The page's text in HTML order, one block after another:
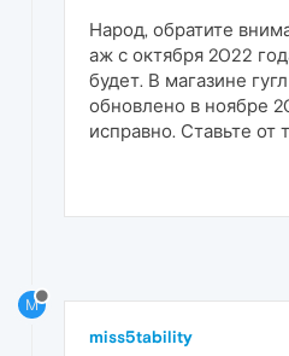
Народ, обратите
аж с октября 2022
будет. В магазине
обновлено в ноябре
исправно. Ставьте от
M
miss5tability